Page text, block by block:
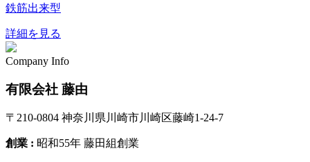
鉄筋出来型
詳細を見る
Company Info
有限会社 藤由
〒210-0804 神奈川県川崎市川崎区藤崎1-24-7
創業 : 昭和55年 藤田組創業